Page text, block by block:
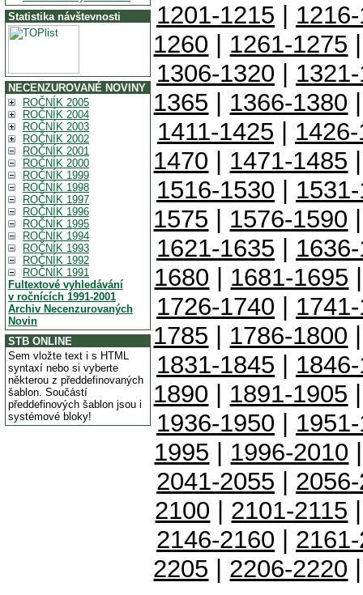
Statistika návštevnosti
NECENZUROVANÉ NOVINY
ROČNÍK 2005
ROČNÍK 2004
ROČNÍK 2003
ROČNÍK 2002
ROČNÍK 2001
ROČNÍK 2000
ROČNÍK 1999
ROČNÍK 1998
ROČNÍK 1997
ROČNÍK 1996
ROČNÍK 1995
ROČNÍK 1994
ROČNÍK 1993
ROČNÍK 1992
ROČNÍK 1991
Fultextové vyhledávání
v ročnících 1991-2001
Archiv Necenzurovaných
Novin
STB ONLINE
Sem vložte text i s HTML
syntaxí nebo si vyberte
některou z předdefinovaných
šablon. Součástí
předdefinových šablon jsou i
systémové bloky!
1201-1215
1260
1261-1275
1306-1320
1365
1366-1380
1411-1425
1470
1471-1485
1516-1530
1575
1576-1590
1621-1635
1680
1681-1695
1726-1740
1785
1786-1800
1831-1845
1890
1891-1905
1936-1950
1995
1996-2010
2041-2055
2100
2101-2115
2146-2160
2205
2206-2220